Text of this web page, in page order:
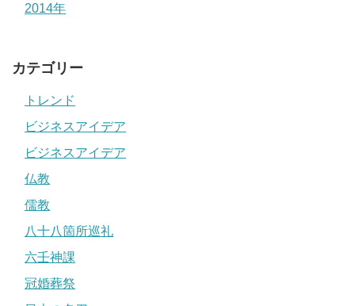
2014年
カテゴリー
トレンド
ビジネスアイデア
ビジネスアイデア
仏教
儒教
八十八箇所巡礼
六壬神課
冠婚葬祭